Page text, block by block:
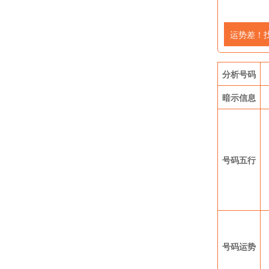
运势差！
分析号码
暗示信息
号码五行
号码运势